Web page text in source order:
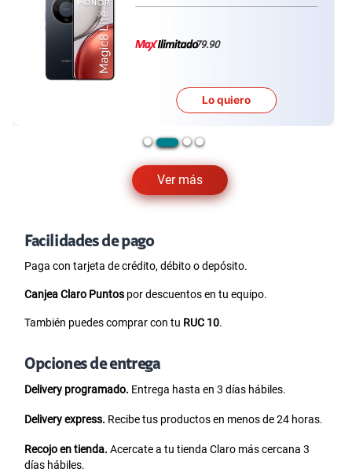
Ver más
79.90
Lo quiero
Facilidades de pago
Paga con tarjeta de crédito, débito o depósito.
Canjea Claro Puntos por descuentos en tu equipo.
También puedes comprar con tu RUC 10.
Opciones de entrega
Delivery programado. Entrega hasta en 3 días hábiles.
Delivery express. Recibe tus productos en menos de 24 horas.
Recojo en tienda. Acercate a tu tienda Claro más cercana 3
días hábiles.